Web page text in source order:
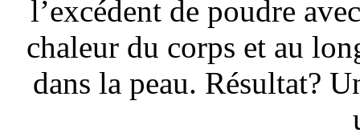
l’excédent de poudre
chaleur du corps et au
dans la peau. Résultat?